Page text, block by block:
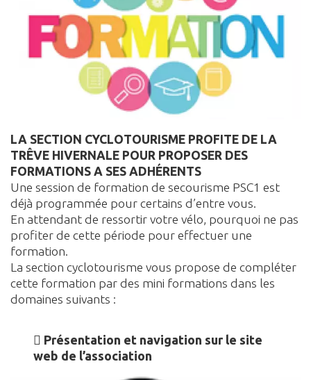
LA SECTION CYCLOTOURISME PROFITE DE LA
TRÊVE HIVERNALE POUR PROPOSER DES
FORMATIONS A SES ADHÉRENTS
Une session de formation de secourisme PSC1 est
déjà programmée pour certains d’entre vous.
En attendant de ressortir votre vélo, pourquoi ne pas
profiter de cette période pour effectuer une
formation.
La section cyclotourisme vous propose de compléter
cette formation par des mini formations dans les
domaines suivants :
 Présentation et navigation sur le site
web de l’association